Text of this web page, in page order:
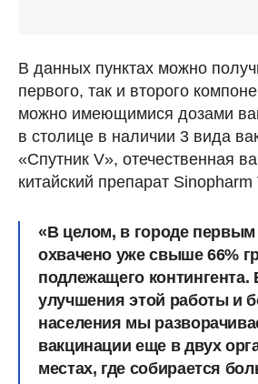
В данных пунктах можно
первого, так и второго
можно имеющимися дозами
в столице в наличии 3 вида
«Спутник V», отечественная
китайский препарат Sinopharm
«В целом, в городе
охвачено уже свыше 66%
подлежащего контингента.
улучшения этой работы и
населения мы
вакцинации еще в двух
местах, где собирается